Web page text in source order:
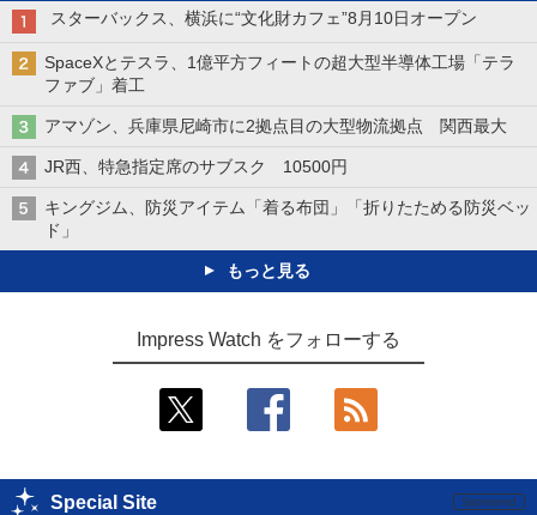
スターバックス、横浜に“文化財カフェ”8月10日オープン
SpaceXとテスラ、1億平方フィートの超大型半導体工場「テラ
ファブ」着工
アマゾン、兵庫県尼崎市に2拠点目の大型物流拠点 関西最大
JR西、特急指定席のサブスク 10500円
キングジム、防災アイテム「着る布団」「折りたためる防災ベッ
ド」
もっと見る
Impress Watch をフォローする
Special Site